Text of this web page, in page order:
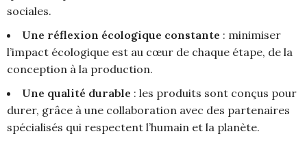
sociales.
Une réflexion écologique constante : minimiser
l’impact écologique est au cœur de chaque étape, de la
conception à la production.
Une qualité durable : les produits sont conçus pour
durer, grâce à une collaboration avec des partenaires
spécialisés qui respectent l’humain et la planète.